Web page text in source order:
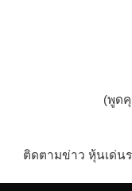
(พูด
ติดตามข่าว หุ้นเด่นร